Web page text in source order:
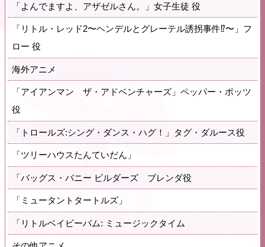
「よんでますよ、アザゼルさん。」女子生徒 役
「リトル・レッド2〜ヘンデルとグレーテル誘拐事件⁉〜」フ
ロー 役
海外アニメ
「アイアンマン ザ・アドベンチャーズ」ペッパー・ポッツ
役
「トロールズ:シング・ダンス・ハグ！」タグ・ダルース役
「ツリーハウスたんていだん」
「バッグス・バニー ビルダーズ ブレンダ役
「ミュータントタートルズ」
「リトルベイビーバム: ミュージックタイム